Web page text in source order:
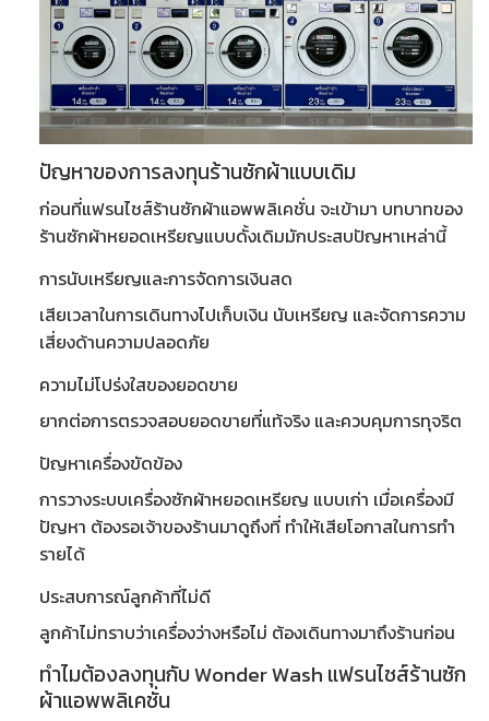
ปัญหาของการลงทุนร้านซักผ้าแบบเดิม
ก่อนที่แฟรนไชส์ร้านซักผ้าแอพพลิเคชั่น จะเข้ามา บทบาทของ
ร้านซักผ้าหยอดเหรียญแบบดั้งเดิมมักประสบปัญหาเหล่านี้
การนับเหรียญและการจัดการเงินสด
เสียเวลาในการเดินทางไปเก็บเงิน นับเหรียญ และจัดการความ
เสี่ยงด้านความปลอดภัย
ความไม่โปร่งใสของยอดขาย
ยากต่อการตรวจสอบยอดขายที่แท้จริง และควบคุมการทุจริต
ปัญหาเครื่องขัดข้อง
การวางระบบเครื่องซักผ้าหยอดเหรียญ แบบเก่า เมื่อเครื่องมี
ปัญหา ต้องรอเจ้าของร้านมาดูถึงที่ ทำให้เสียโอกาสในการทำ
รายได้
ประสบการณ์ลูกค้าที่ไม่ดี
ลูกค้าไม่ทราบว่าเครื่องว่างหรือไม่ ต้องเดินทางมาถึงร้านก่อน
ทำไมต้องลงทุนกับ Wonder Wash แฟรนไชส์ร้านซัก
ผ้าแอพพลิเคชั่น